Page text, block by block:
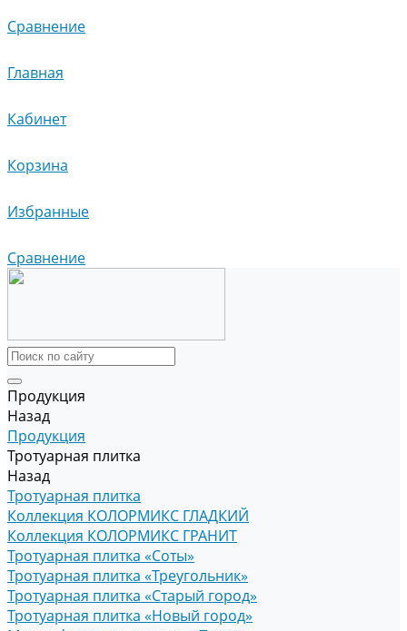
Сравнение
Главная
Кабинет
Корзина
Избранные
Сравнение
Продукция
Назад
Продукция
Тротуарная плитка
Назад
Тротуарная плитка
Коллекция КОЛОРМИКС ГЛАДКИЙ
Коллекция КОЛОРМИКС ГРАНИТ
Тротуарная плитка «Соты»
Тротуарная плитка «Треугольник»
Тротуарная плитка «Старый город»
Тротуарная плитка «Новый город»